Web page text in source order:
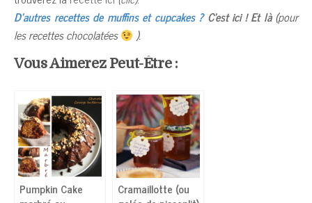
D’autres recettes de muffins et cupcakes ? C’est ici ! Et là (pour
les recettes chocolatées
).
Vous Aimerez Peut-Être :
Pumpkin Cake
Cramaillotte (ou